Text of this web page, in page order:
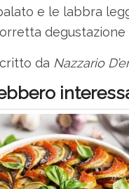
e le labbra
degustazione
da Nazzario